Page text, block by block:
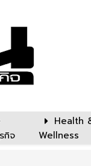
กิจ
Health
Wellness